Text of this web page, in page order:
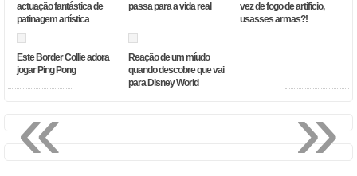
actuação fantástica de
patinagem artística
passa para a vida real
vez de fogo de artificio,
usasses armas?!
Este Border Collie adora
jogar Ping Pong
Reação de um míudo
quando descobre que vai
para Disney World
»
«